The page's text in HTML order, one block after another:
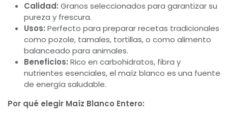
Calidad: Granos seleccionados para garantizar su
pureza y frescura.
Usos: Perfecto para preparar recetas tradicionales
como pozole, tamales, tortillas, o como alimento
balanceado para animales.
Beneficios: Rico en carbohidratos, fibra y
nutrientes esenciales, el maíz blanco es una fuente
de energía saludable.
Por qué elegir Maíz Blanco Entero: